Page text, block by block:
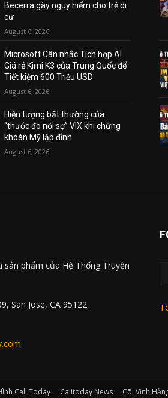
Becerra gây nguy hiểm cho trẻ di
cư
August 6, 2026
Microsoft Cân nhắc Tích hợp AI
Giá rẻ Kimi K3 của Trung Quốc để
Tiết kiệm 600 Triệu USD
August 6, 2026
Hiện tượng bất thường của
“thước đo nỗi sợ” VIX khi chứng
khoán Mỹ lập đỉnh
August 6, 2026
sản phẩm của Hệ Thống Truyền
San Jose, CA 95122
Cali Today Calitoday News Cõi Vĩnh